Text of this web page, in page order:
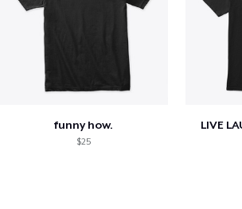
funny how.
$25
LIVE